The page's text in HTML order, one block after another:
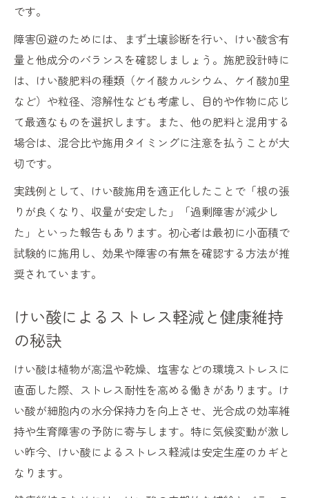
です。
障害回避のためには、まず土壌診断を行い、けい酸含有
量と他成分のバランスを確認しましょう。施肥設計時に
は、けい酸肥料の種類（ケイ酸カルシウム、ケイ酸加里
など）や粒径、溶解性なども考慮し、目的や作物に応じ
て最適なものを選択します。また、他の肥料と混用する
場合は、混合比や施用タイミングに注意を払うことが大
切です。
実践例として、けい酸施用を適正化したことで「根の張
りが良くなり、収量が安定した」「過剰障害が減少し
た」といった報告もあります。初心者は最初に小面積で
試験的に施用し、効果や障害の有無を確認する方法が推
奨されています。
けい酸によるストレス軽減と健康維持
の秘訣
けい酸は植物が高温や乾燥、塩害などの環境ストレスに
直面した際、ストレス耐性を高める働きがあります。け
い酸が細胞内の水分保持力を向上させ、光合成の効率維
持や生育障害の予防に寄与します。特に気候変動が激し
い昨今、けい酸によるストレス軽減は安定生産のカギと
なります。